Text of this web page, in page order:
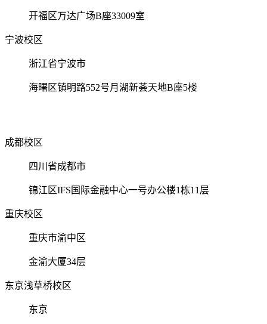
开福区万达广场B座33009室
宁波校区
浙江省宁波市
海曙区镇明路552号月湖新荟天地B座5楼
成都校区
四川省成都市
锦江区IFS国际金融中心一号办公楼1栋11层
重庆校区
重庆市渝中区
金渝大厦34层
东京浅草桥校区
东京